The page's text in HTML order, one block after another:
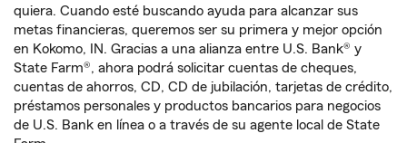
quiera. Cuando esté buscando ayuda para alcanzar sus
metas financieras, queremos ser su primera y mejor opción
en Kokomo, IN. Gracias a una alianza entre U.S. Bank® y
State Farm®, ahora podrá solicitar cuentas de cheques,
cuentas de ahorros, CD, CD de jubilación, tarjetas de crédito,
préstamos personales y productos bancarios para negocios
de U.S. Bank en línea o a través de su agente local de State